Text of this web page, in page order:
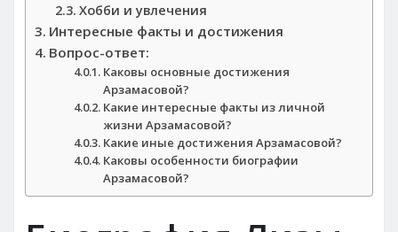
Хобби и увлечения
Интересные факты и достижения
Вопрос-ответ:
Каковы основные достижения
Арзамасовой?
Какие интересные факты из личной
жизни Арзамасовой?
Какие иные достижения Арзамасовой?
Каковы особенности биографии
Арзамасовой?